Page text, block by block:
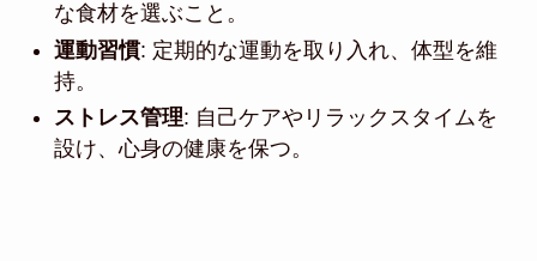
な食材を選ぶこと。
運動習慣: 定期的な運動を取り入れ、体型を維
持。
ストレス管理: 自己ケアやリラックスタイムを
設け、心身の健康を保つ。